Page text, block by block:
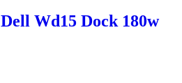
Dell Wd15 Dock 180w